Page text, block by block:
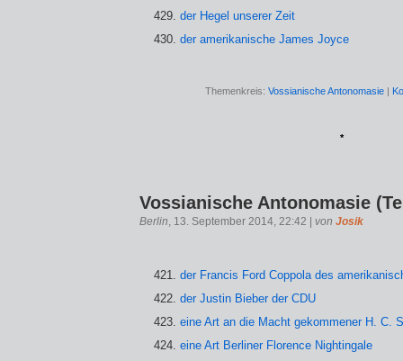
der Hegel unserer Zeit
der amerikanische James Joyce
Themenkreis: Vossianische Antonomasie |
*
Vossianische Antonomasie
Berlin, 13. September 2014, 22:42 | von Josik
der Francis Ford Coppola des
der Justin Bieber der CDU
eine Art an die Macht gekommener H. C.
eine Art Berliner Florence Nightingale